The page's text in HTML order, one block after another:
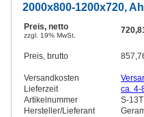
2000x800-1200x720,
Preis, netto
zzgl. 19% MwSt.
Preis, brutto
Versandkosten
Lieferzeit
ca. 4-
Artikelnummer
S-
Hersteller/Lieferant